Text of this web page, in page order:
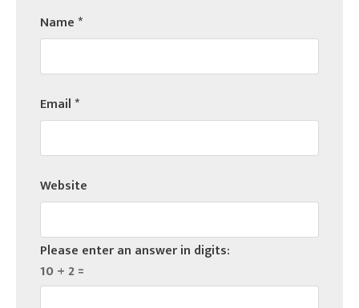
Name*
Email*
Website
Please enter an answer in digits:
10 + 2 =